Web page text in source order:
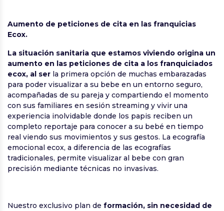
Aumento de peticiones de cita en las franquicias
Ecox.
La situación sanitaria que estamos viviendo origina un
aumento en las peticiones de cita a los franquiciados
ecox, al ser la primera opción de muchas embarazadas
para poder visualizar a su bebe en un entorno seguro,
acompañadas de su pareja y compartiendo el momento
con sus familiares en sesión streaming y vivir una
experiencia inolvidable donde los papis reciben un
completo reportaje para conocer a su bebé en tiempo
real viendo sus movimientos y sus gestos. La ecografía
emocional ecox, a diferencia de las ecografías
tradicionales, permite visualizar al bebe con gran
precisión mediante técnicas no invasivas.
Nuestro exclusivo plan de formación, sin necesidad de